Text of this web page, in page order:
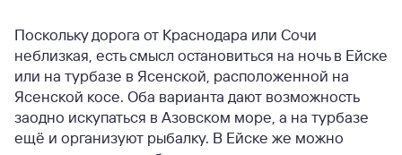
Поскольку дорога от Краснодара или Сочи
неблизкая, есть смысл остановиться на ночь в Ейске
или на турбазе в Ясенской, расположенной на
Ясенской косе. Оба варианта дают возможность
заодно искупаться в Азовском море, а на турбазе
ещё и организуют рыбалку. В Ейске же можно